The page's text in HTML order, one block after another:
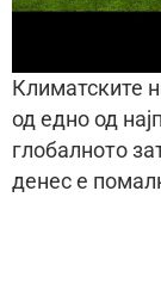
Климатските
од едно од
глобалното
денес е